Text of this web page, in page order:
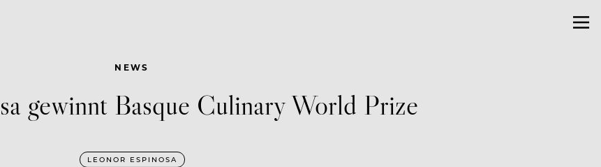
NEWS
gewinnt Basque Culinary World Prize
LEONOR ESPINOSA